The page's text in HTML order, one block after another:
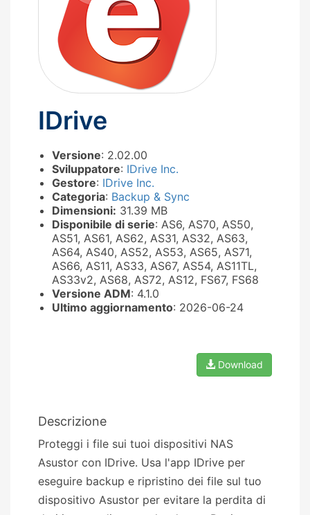
IDrive
Versione: 2.02.00
Sviluppatore: IDrive Inc.
Gestore: IDrive Inc.
Categoria: Backup & Sync
Dimensioni: 31.39 MB
Disponibile di serie: AS6, AS70, AS50,
AS51, AS61, AS62, AS31, AS32, AS63,
AS64, AS40, AS52, AS53, AS65, AS71,
AS66, AS11, AS33, AS67, AS54, AS11TL,
AS33v2, AS68, AS72, AS12, FS67, FS68
Versione ADM: 4.1.0
Ultimo aggiornamento: 2026-06-24
Download
Descrizione
Proteggi i file sui tuoi dispositivi NAS
Asustor con IDrive. Usa l'app IDrive per
eseguire backup e ripristino dei file sul tuo
dispositivo Asustor per evitare la perdita di